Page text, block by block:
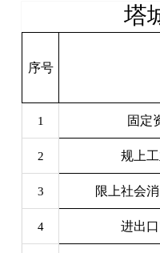
塔
序号
1 固定
2 规上
3 限上社会
4 进出